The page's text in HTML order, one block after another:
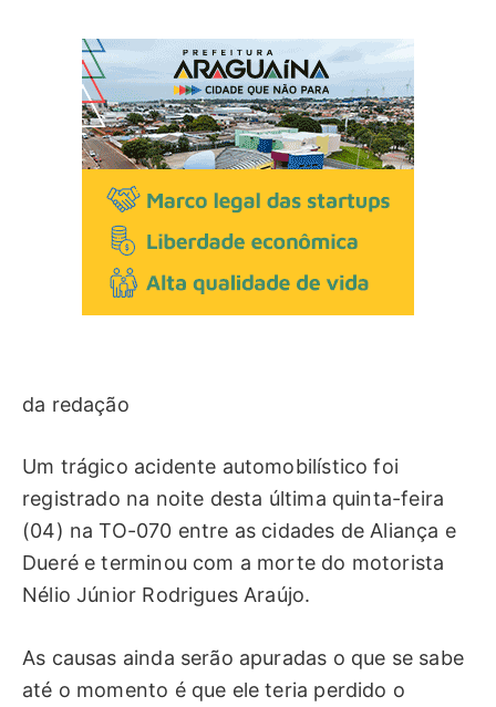
da redação
Um trágico acidente automobilístico foi
registrado na noite desta última quinta-feira
(04) na TO-070 entre as cidades de Aliança e
Dueré e terminou com a morte do motorista
Nélio Júnior Rodrigues Araújo.
As causas ainda serão apuradas o que se sabe
até o momento é que ele teria perdido o